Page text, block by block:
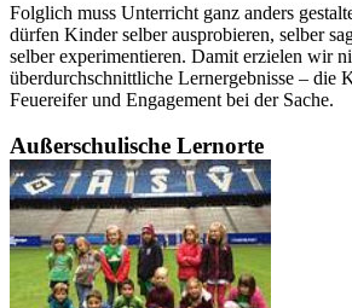
Folglich muss Unterricht ganz anders
dürfen Kinder selber ausprobieren, selber
selber experimentieren. Damit erzielen wir
überdurchschnittliche Lernergebnisse – die
Feuereifer und Engagement bei der Sache.
Außerschulische Lernorte